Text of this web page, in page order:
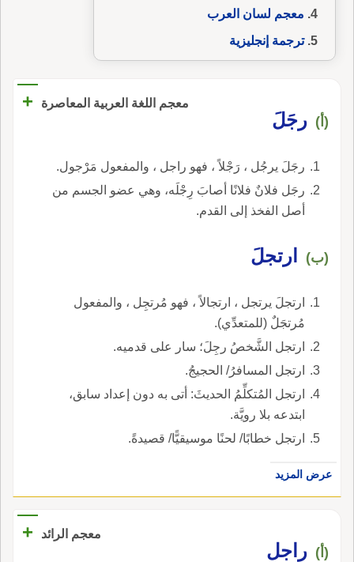
معجم لسان العرب
ترجمة إنجليزية
معجم اللغة العربية المعاصرة +
(أ) رجَلَ
رجَلَ يرجُل ، رَجْلاً ، فهو راجل ، والمفعول مَرْجول.
رجَل فلانٌ فلانًا أصابَ رِجْلَه، وهي عضو الجسم من
أصل الفخذ إلى القدم.
(ب) ارتجلَ
ارتجلَ يرتجل ، ارتجالاً ، فهو مُرتجِل ، والمفعول
مُرتجَلٌ (للمتعدِّي).
ارتجل الشَّخصُ رجِلَ؛ سار على قدميه.
ارتجل المسافرُ/ الحجيجُ.
ارتجل المُتكلِّمُ الحديثَ: أتى به دون إعداد سابق،
ابتدعه بلا رويَّة.
ارتجل خطابًا/ لحنًا موسيقيًّا/ قصيدةً.
عرض المزيد
معجم الرائد +
(أ) راجل